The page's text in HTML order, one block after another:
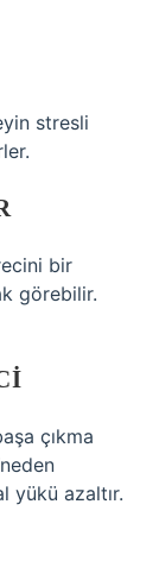
stresli
bir
görebilir.
çıkma
yükü azaltır.